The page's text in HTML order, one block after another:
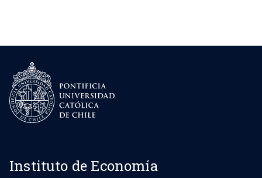
Instituto de Economía